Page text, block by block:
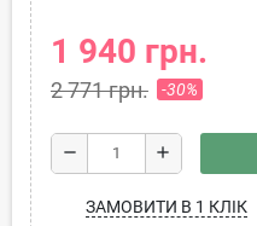
1 940 грн.
2 771 грн. -30%
remove add
ЗАМОВИТИ В 1 КЛІК